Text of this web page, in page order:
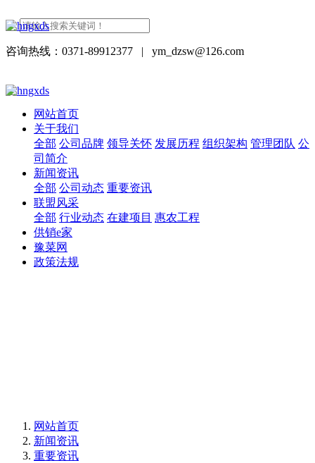
咨询热线：0371-89912377 | ym_dzsw@126.com
网站首页
关于我们
全部 公司品牌 领导关怀 发展历程 组织架构 管理团队 公
司简介
新闻资讯
全部 公司动态 重要资讯
联盟风采
全部 行业动态 在建项目 惠农工程
供销e家
豫菜网
政策法规
网站首页
新闻资讯
重要资讯